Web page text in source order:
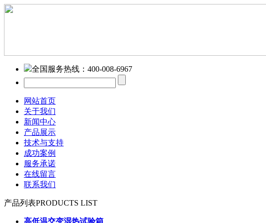
全国服务热线： 400-008-6967
网站首页
关于我们
新闻中心
产品展示
技术与支持
成功案例
服务承诺
在线留言
联系我们
产品列表PRODUCTS LIST
高低温交变湿热试验箱